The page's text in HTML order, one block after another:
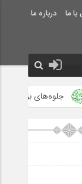
ما درباره ما
نصرت الهی در ماه